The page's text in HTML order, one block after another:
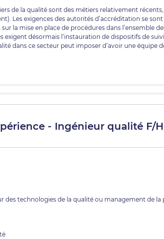
de la qualité sont des métiers relativement
Les exigences des autorités d’accréditation se
la mise en place de procédures dans l’ensemble
exigent désormais l’instauration de dispositifs de
dans ce secteur peut imposer d’avoir une équipe
- Ingénieur qualité F/H
des technologies de la qualité ou management de